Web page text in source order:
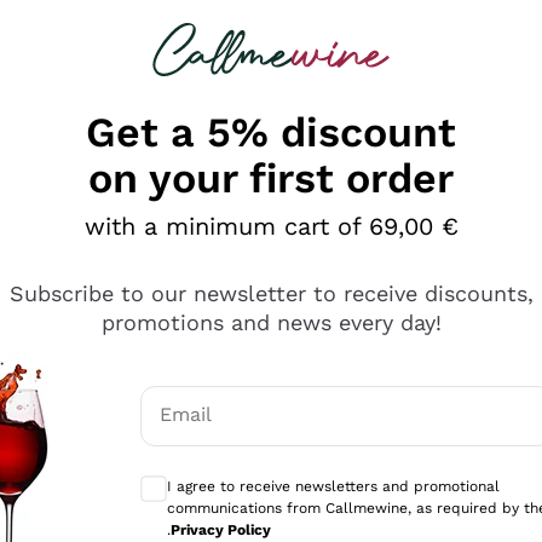
looking for
è male ma secondo me ci sono alternative che
Get a 5% discount
on your first order
with a minimum cart of 69,00 €
Subscribe to our newsletter to receive discounts,
promotions and news every day!
Email
I agree to receive newsletters and promotional
communications from Callmewine, as required by
.Privacy Policy